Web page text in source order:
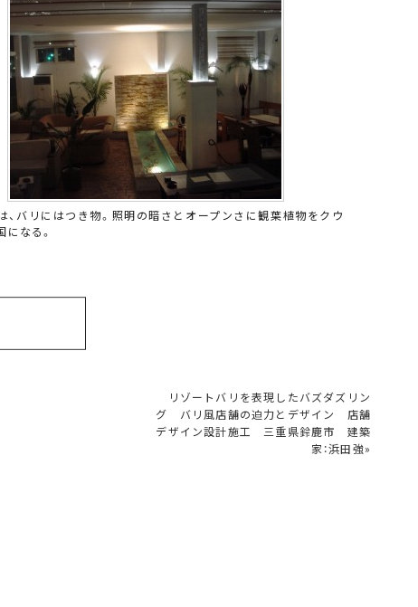
、バリにはつき物。照明の暗さとオープンさに観葉植物をクウ
になる。
リゾートバリを表現したバズダズリン
グ バリ風店舗の迫力とデザイン 店舗
デザイン設計施工 三重県鈴鹿市 建築
家：浜田強»